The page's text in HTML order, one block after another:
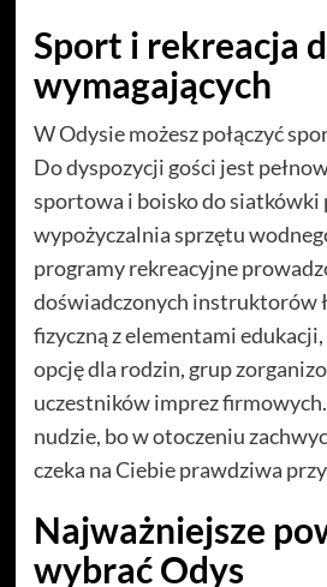
Sport i rekreacja
wymagających
W Odysie możesz połączyć
Do dyspozycji gości jest
sportowa i boisko do siatkówki
wypożyczalnia sprzętu
programy rekreacyjne
doświadczonych instruktorów
fizyczną z elementami
opcję dla rodzin, grup
uczestników imprez
nudzie, bo w otoczeniu
czeka na Ciebie prawdziwa
Najważniejsze
wybrać Odys